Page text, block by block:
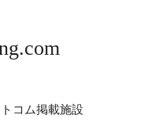
コム掲載施設